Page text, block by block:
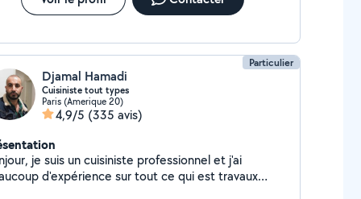
Particulier
Djamal Hamadi
Cuisiniste tout types
Paris (Amerique 20)
4,9/5 (335 avis)
je suis un cuisiniste professionnel et j'ai
d'expérience sur tout ce qui est travaux